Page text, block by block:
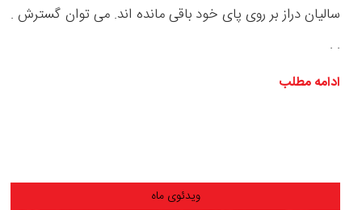
سالیان دراز بر روی پای خود باقی مانده اند. می توان گسترش .
. .
ادامه مطلب
ویدئوی ماه